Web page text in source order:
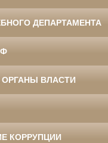
ДЕПАРТАМЕНТА
ВЛАСТИ
КОРРУПЦИИ